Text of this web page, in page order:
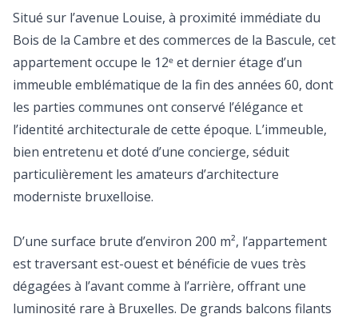
Situé sur l’avenue Louise, à proximité immédiate du
Bois de la Cambre et des commerces de la Bascule, cet
appartement occupe le 12ᵉ et dernier étage d’un
immeuble emblématique de la fin des années 60, dont
les parties communes ont conservé l’élégance et
l’identité architecturale de cette époque. L’immeuble,
bien entretenu et doté d’une concierge, séduit
particulièrement les amateurs d’architecture
moderniste bruxelloise.
D’une surface brute d’environ 200 m², l’appartement
est traversant est-ouest et bénéficie de vues très
dégagées à l’avant comme à l’arrière, offrant une
luminosité rare à Bruxelles. De grands balcons filants